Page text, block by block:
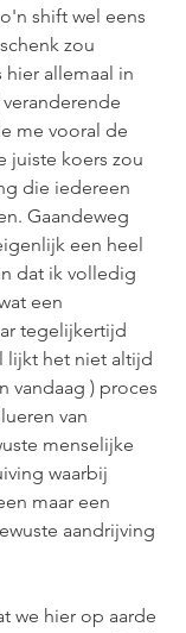
shift wel eens
zou
hier allemaal in
me vooral de
juiste koers zou
die iedereen
Gaandeweg
een heel
dat ik volledig
een
tegelijkertijd
lijkt het niet altijd
vandaag ) proces
van
menselijke
waarbij
maar een
aandrijving
we hier op aarde